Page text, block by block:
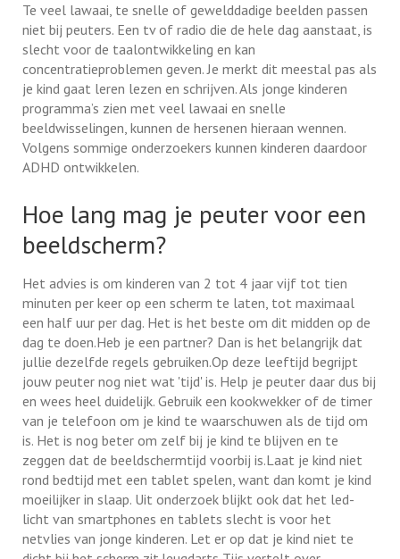
Te veel lawaai, te snelle of gewelddadige beelden passen
niet bij peuters. Een tv of radio die de hele dag aanstaat, is
slecht voor de taalontwikkeling en kan
concentratieproblemen geven. Je merkt dit meestal pas als
je kind gaat leren lezen en schrijven. Als jonge kinderen
programma’s zien met veel lawaai en snelle
beeldwisselingen, kunnen de hersenen hieraan wennen.
Volgens sommige onderzoekers kunnen kinderen daardoor
ADHD ontwikkelen.
Hoe lang mag je peuter voor een
beeldscherm?
Het advies is om kinderen van 2 tot 4 jaar vijf tot tien
minuten per keer op een scherm te laten, tot maximaal
een half uur per dag. Het is het beste om dit midden op de
dag te doen.Heb je een partner? Dan is het belangrijk dat
jullie dezelfde regels gebruiken.Op deze leeftijd begrijpt
jouw peuter nog niet wat 'tijd' is. Help je peuter daar dus bij
en wees heel duidelijk. Gebruik een kookwekker of de timer
van je telefoon om je kind te waarschuwen als de tijd om
is. Het is nog beter om zelf bij je kind te blijven en te
zeggen dat de beeldschermtijd voorbij is.Laat je kind niet
rond bedtijd met een tablet spelen, want dan komt je kind
moeilijker in slaap. Uit onderzoek blijkt ook dat het led-
licht van smartphones en tablets slecht is voor het
netvlies van jonge kinderen. Let er op dat je kind niet te